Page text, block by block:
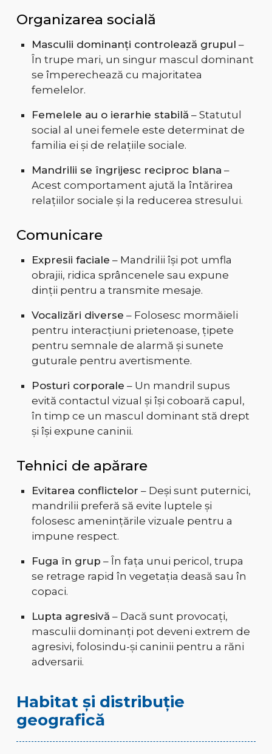
Organizarea socială
Masculii dominanți controlează grupul –
În trupe mari, un singur mascul dominant
se împerechează cu majoritatea
femelelor.
Femelele au o ierarhie stabilă – Statutul
social al unei femele este determinat de
familia ei și de relațiile sociale.
Mandrilii se îngrijesc reciproc blana –
Acest comportament ajută la întărirea
relațiilor sociale și la reducerea stresului.
Comunicare
Expresii faciale – Mandrilii își pot umfla
obrajii, ridica sprâncenele sau expune
dinții pentru a transmite mesaje.
Vocalizări diverse – Folosesc mormăieli
pentru interacțiuni prietenoase, țipete
pentru semnale de alarmă și sunete
guturale pentru avertismente.
Posturi corporale – Un mandril supus
evită contactul vizual și își coboară capul,
în timp ce un mascul dominant stă drept
și își expune caninii.
Tehnici de apărare
Evitarea conflictelor – Deși sunt puternici,
mandrilii preferă să evite luptele și
folosesc amenințările vizuale pentru a
impune respect.
Fuga în grup – În fața unui pericol, trupa
se retrage rapid în vegetația deasă sau în
copaci.
Lupta agresivă – Dacă sunt provocați,
masculii dominanți pot deveni extrem de
agresivi, folosindu-și caninii pentru a răni
adversarii.
Habitat și distribuție
geografică